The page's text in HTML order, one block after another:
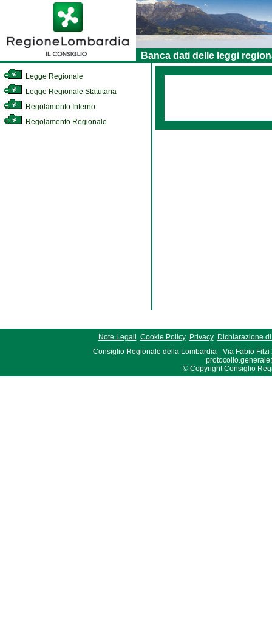
Banca dati delle leggi
Legge Regionale
Legge Regionale Statutaria
Regolamento Interno
Regolamento Regionale
Note Legali Cookie Policy Privacy
Dichiarazione
Consiglio Regionale della Lombardia - Via Fabio Filzi
© Copyright Consiglio